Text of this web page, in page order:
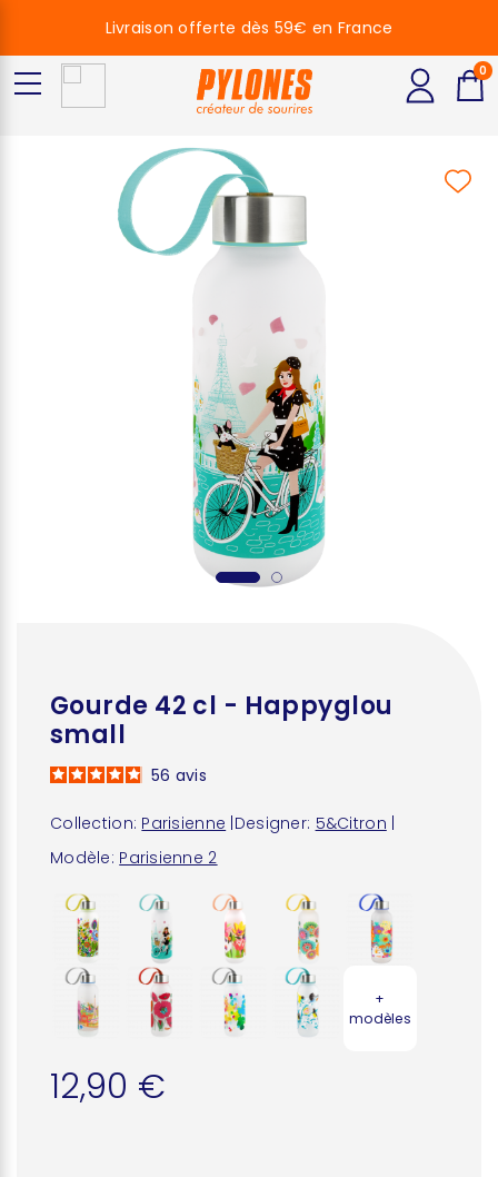
Gourde 42 cl - Happyglou
small
Collection: Parisienne Designer: 5&Citron
Modèle: Parisienne 2
56 avis
+
modèles
12,90 €
Livraison offerte dès 59€ en France
0